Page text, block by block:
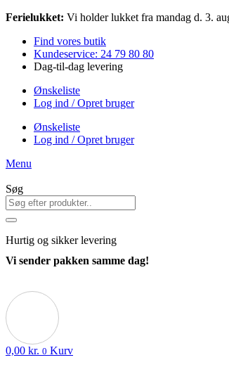
Videre
indhold
Ferielukket: Vi holder lukket fra mandag d. 3.
Find vores butik
Kundeservice: 24 79 80 80
Dag-til-dag levering
Ønskeliste
Log ind / Opret bruger
Ønskeliste
Log ind / Opret bruger
Menu
Søg
Hurtig og sikker levering
Vi sender pakken samme dag!
0,00 kr. 0 Kurv